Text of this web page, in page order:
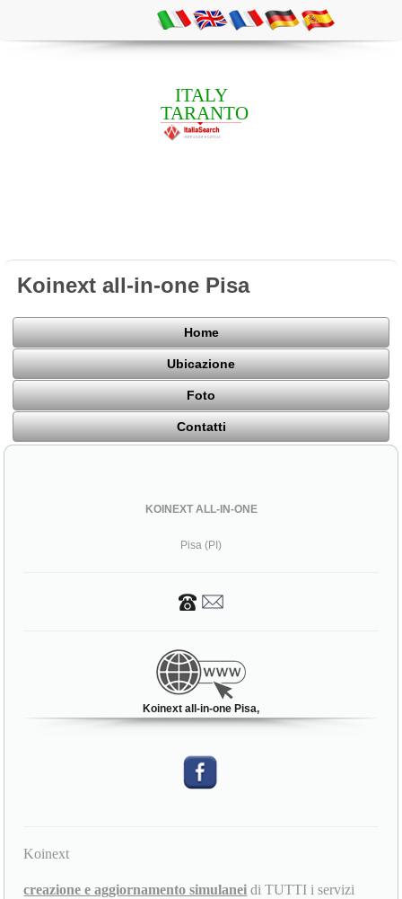
ITALY
TARANTO
Koinext all-in-one Pisa
Home
Ubicazione
Foto
Contatti
KOINEXT ALL-IN-ONE
Pisa (PI)
Koinext all-in-one Pisa,
Koinext
creazione e aggiornamento simulanei di TUTTI i servizi